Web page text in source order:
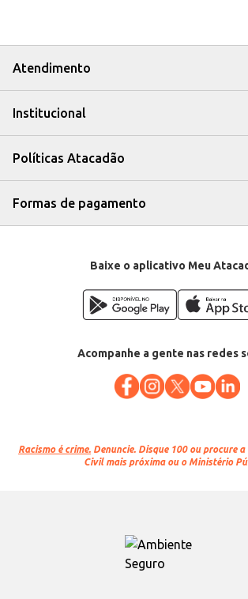
Utilizado em receitas de cozidos e ensopados.
Ideal para restaurantes, lanchonetes e buffets.
Com o Molho de Tomate D'ajuda Tradicional, você
Atendimento
Institucional
Políticas Atacadão
Formas de pagamento
Baixe o aplicativo Meu
Acompanhe a gente nas redes
Racismo é crime. Denuncie. Disque 100 ou procure
Civil mais próxima ou o Ministério